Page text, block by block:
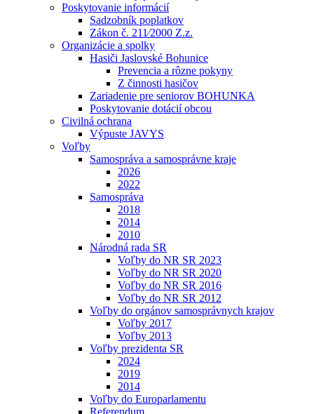
Poskytovanie informácií
Sadzobník poplatkov
Zákon č. 211⁄2000 Z.z.
Organizácie a spolky
Hasiči Jaslovské Bohunice
Prevencia a rôzne pokyny
Z činnosti hasičov
Zariadenie pre seniorov BOHUNKA
Poskytovanie dotácií obcou
Civilná ochrana
Výpuste JAVYS
Voľby
Samospráva a samosprávne kraje
2026
2022
Samospráva
2018
2014
2010
Národná rada SR
Voľby do NR SR 2023
Voľby do NR SR 2020
Voľby do NR SR 2016
Voľby do NR SR 2012
Voľby do orgánov samosprávnych krajov
Voľby 2017
Voľby 2013
Voľby prezidenta SR
2024
2019
2014
Voľby do Europarlamentu
Referendum